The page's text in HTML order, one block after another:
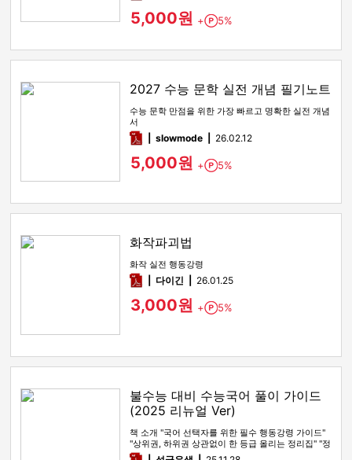
5,000원 + Point
5%
2027 수능 문학 실전 개념 필기노트
수능 문학 만점을 위한 가장 빠르고 명확한 실전 개념
서
pdfslowmode 26.02.12
5,000원 + Point
5%
화작파괴법
화작 실전 행동강령
pdf다이긴 26.01.25
3,000원 + Point
5%
불수능 대비 수능국어 풀이 가이드
(2025 리뉴얼 Ver)
책 소개 "국어 선택자를 위한 필수 행동강령 가이드"
"상위권, 하위권 상관없이 한 등급 올리는 정리집" "정
시파이터 적극 …